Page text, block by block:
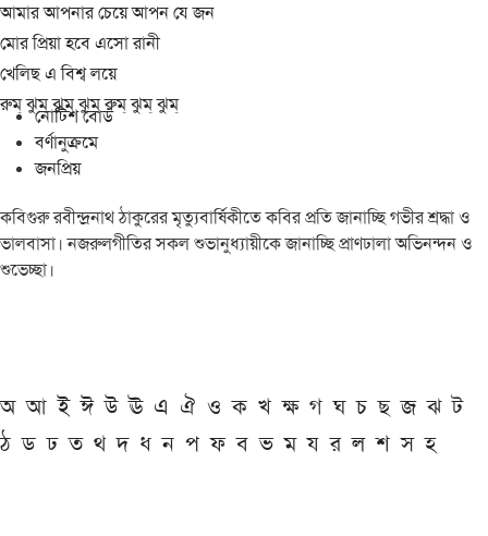
আমার আপনার চেয়ে আপন যে জন
মোর প্রিয়া হবে এসো রানী
খেলিছ এ বিশ্ব লয়ে
রুম্ ঝুম্ ঝুম্ ঝুম্ রুম্ ঝুম্ ঝুম্
নোটিশ বোর্ড
বর্ণানুক্রমে
জনপ্রিয়
কবিগুরু রবীন্দ্রনাথ ঠাকুরের মৃত্যুবার্ষিকীতে কবির প্রতি জানাচ্ছি গভীর শ্রদ্ধা ও
ভালবাসা। নজরুলগীতির সকল শুভানুধ্যায়ীকে জানাচ্ছি প্রাণঢালা অভিনন্দন ও
শুভেচ্ছা।
অ আ ই ঈ উ ঊ এ ঐ ও ক খ ক্ষ গ ঘ চ ছ জ ঝ ট
ঠ ড ঢ ত থ দ ধ ন প ফ ব ভ ম য র ল শ স হ